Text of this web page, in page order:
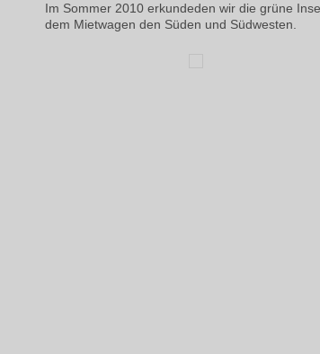
Im Sommer 2010 erkundeden wir die grüne
dem Mietwagen den Süden und Südwesten.